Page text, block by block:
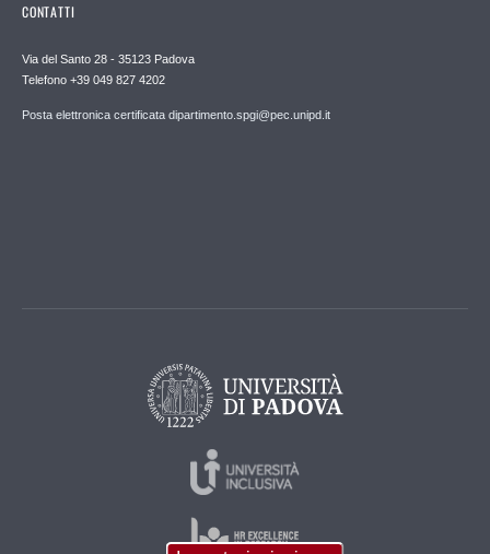
CONTATTI
Via del Santo 28 - 35123 Padova
Telefono +39 049 827 4202
Posta elettronica certificata dipartimento.spgi@pec.unipd.it